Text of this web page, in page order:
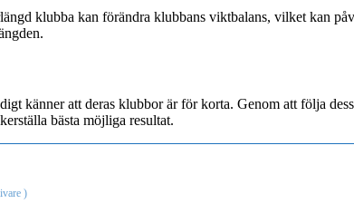
klubba kan förändra klubbans viktbalans, vilket kan
känner att deras klubbor är för korta. Genom att följa
bästa möjliga resultat.
)